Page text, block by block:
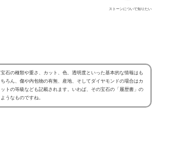
ストーンについて知りたい
宝石の種類や重さ、カット、色、透明度といった基本的な情報はも
ちろん、傷や内包物の有無、産地、そしてダイヤモンドの場合はカ
ットの等級なども記載されます。いわば、その宝石の「履歴書」の
ようなものですね。